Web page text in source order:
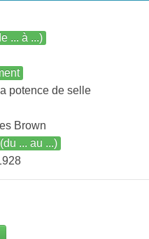
... à ...)
potence de selle
Brown
... au ...)